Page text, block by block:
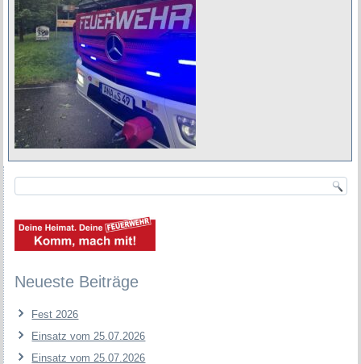
Neueste Beiträge
Fest 2026
Einsatz vom 25.07.2026
Einsatz vom 25.07.2026